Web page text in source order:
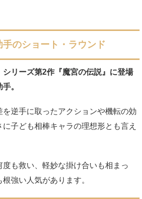
のショート・ラウンド
シリーズ第2作『魔宮の伝説』に登場
。
逆手に取ったアクションや機転の効
子ども相棒キャラの理想形とも言え
も救い、軽妙な掛け合いも相まっ
強い人気があります。